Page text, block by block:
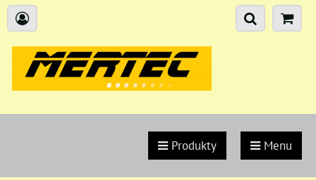
Produkty Menu